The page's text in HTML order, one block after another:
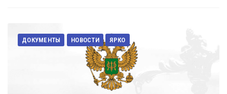
ДОКУМЕНТЫ НОВОСТИ ЯРКО